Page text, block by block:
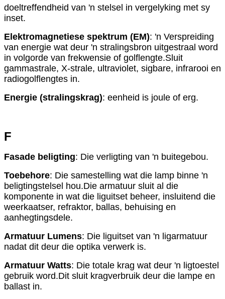
doeltreffendheid van 'n stelsel in vergelyking met sy
inset.
Elektromagnetiese spektrum (EM): 'n Verspreiding
van energie wat deur 'n stralingsbron uitgestraal word
in volgorde van frekwensie of golflengte.Sluit
gammastrale, X-strale, ultraviolet, sigbare, infrarooi en
radiogolflengtes in.
Energie (stralingskrag): eenheid is joule of erg.
F
Fasade beligting: Die verligting van 'n buitegebou.
Toebehore: Die samestelling wat die lamp binne 'n
beligtingstelsel hou.Die armatuur sluit al die
komponente in wat die liguitset beheer, insluitend die
weerkaatser, refraktor, ballas, behuising en
aanhegtingsdele.
Armatuur Lumens: Die liguitset van 'n ligarmatuur
nadat dit deur die optika verwerk is.
Armatuur Watts: Die totale krag wat deur 'n ligtoestel
gebruik word.Dit sluit kragverbruik deur die lampe en
ballast in.